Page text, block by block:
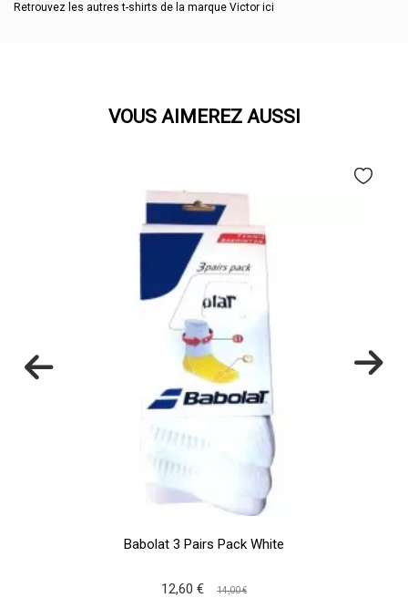
Retrouvez les autres t-shirts de la marque Victor ici
VOUS AIMEREZ AUSSI
Babolat 3 Pairs Pack White
12,60 € 14,00 €